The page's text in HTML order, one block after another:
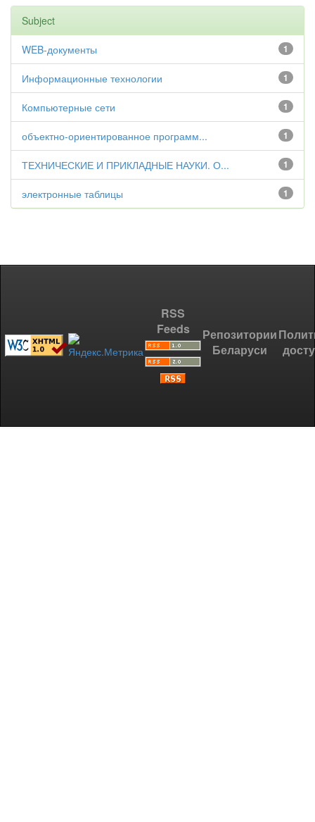
Subject
1
WEB-документы
1
Информационные технологии
1
Компьютерные сети
1
объектно-ориентированное программ...
1
ТЕХНИЧЕСКИЕ И ПРИКЛАДНЫЕ НАУКИ. О...
1
электронные таблицы
RSS
Feeds
Репозитории
Беларуси